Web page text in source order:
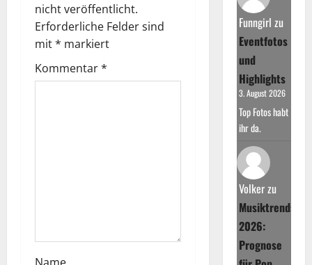
nicht veröffentlicht.
Erforderliche Felder sind
mit* markiert
Kommentar*
Funngirl zu
Eventfotos
und
Highlights
3. August 2026
Top Fotos habt
ihr da.
Volkerzu
Musiktrends
2026:
Prognose